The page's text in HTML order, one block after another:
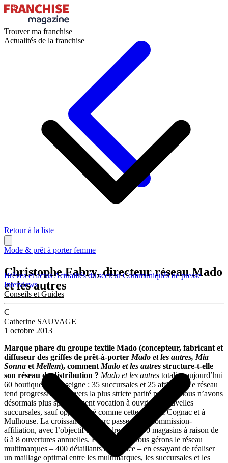
Trouver ma franchise
Actualités de la franchise
Brèves et actusActualités du secteurCommuniqués de presse
Interviews
Conseils et Guides
Retour à la liste
Mode & prêt à porter femme
Christophe Fabry, directeur réseau Mado
et les autres
C
Catherine SAUVAGE
1 octobre 2013
Marque phare du groupe textile Mado (concepteur, fabricant et
diffuseur des griffes de prêt-à-porter Mado et les autres, Mia
Sonna et Mellem), comment Mado et les autres structure-t-elle
son réseau de distribution ? Mado et les autres totalise aujourd’hui
60 boutiques à l’enseigne : 35 succursales et 25 affiliées. Le réseau
tend progressivement vers la plus stricte parité puisque nous n’avons
désormais plus spécialement vocation à ouvrir de nouvelles
succursales, sauf opportunité comme cette année à Cognac et à
Mulhouse. La croissance du parc passe par la commission-
affiliation, avec l’objectif d’atteindre 80 à 100 magasins à raison de
6 à 8 ouvertures annuelles. En parallèle, nous gérons le réseau
multimarques – 400 détaillants en France – en essayant de réaliser
un maillage optimal entre les multimarques, les succursales et les